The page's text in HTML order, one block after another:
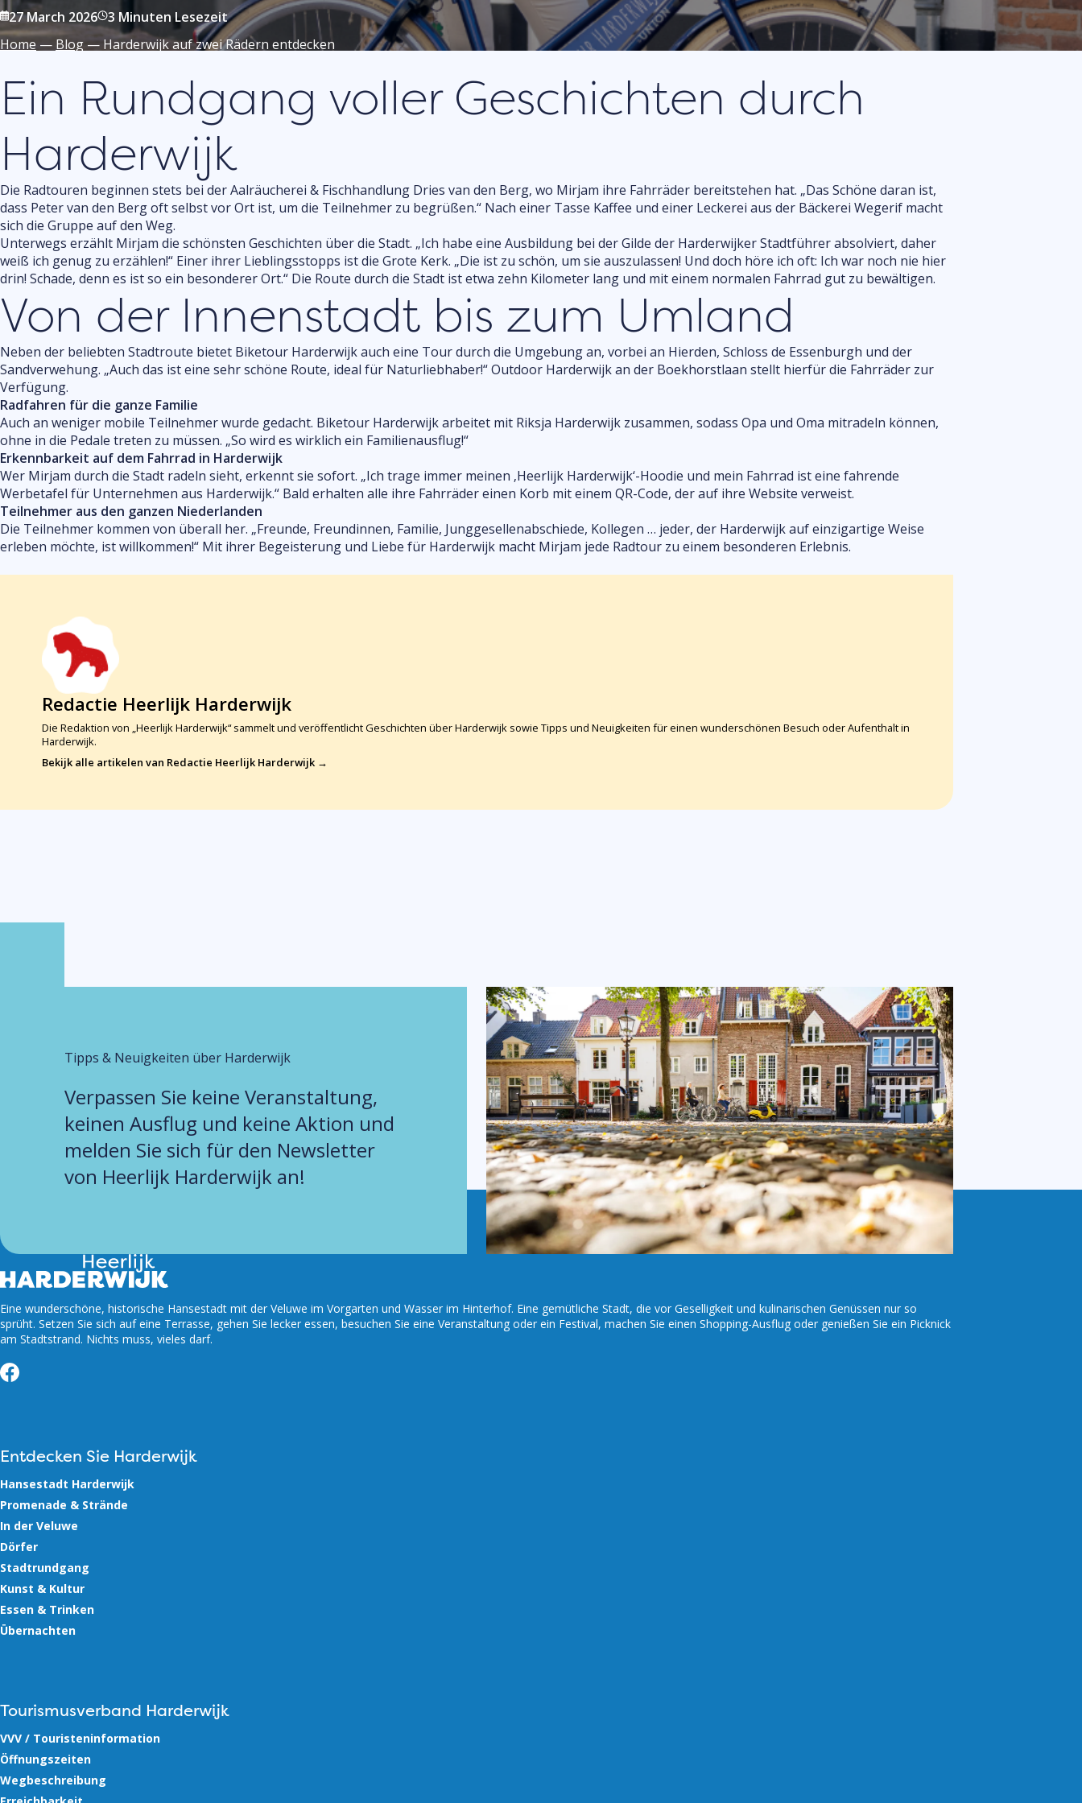
Veranstaltung für die
UITagenda
Einkaufen
Spaß im Freien
Spaß drinnen
Firma anmelden
27 March 2026 3 Minuten Lesezeit
Home — Blog —Harderwijk auf zwei Rädern entdecken
Ein Rundgang voller Geschichten durch
Harderwijk
Die Radtouren beginnen stets bei der Aalräucherei & Fischhandlung Dries van den Berg, wo Mirjam ihre Fahrräder bereitstehen hat. „Das Schöne daran ist,
dass Peter van den Berg oft selbst vor Ort ist, um die Teilnehmer zu begrüßen.“ Nach einer Tasse Kaffee und einer Leckerei aus der Bäckerei Wegerif macht
sich die Gruppe auf den Weg.
Unterwegs erzählt Mirjam die schönsten Geschichten über die Stadt. „Ich habe eine Ausbildung bei der Gilde der Harderwijker Stadtführer absolviert, daher
weiß ich genug zu erzählen!“ Einer ihrer Lieblingsstopps ist die Grote Kerk. „Die ist zu schön, um sie auszulassen! Und doch höre ich oft: Ich war noch nie hier
drin! Schade, denn es ist so ein besonderer Ort.“ Die Route durch die Stadt ist etwa zehn Kilometer lang und mit einem normalen Fahrrad gut zu bewältigen.
Von der Innenstadt bis zum Umland
Neben der beliebten Stadtroute bietet Biketour Harderwijk auch eine Tour durch die Umgebung an, vorbei an Hierden, Schloss de Essenburgh und der
Sandverwehung. „Auch das ist eine sehr schöne Route, ideal für Naturliebhaber!“ Outdoor Harderwijk an der Boekhorstlaan stellt hierfür die Fahrräder zur
Verfügung.
Radfahren für die ganze Familie
Auch an weniger mobile Teilnehmer wurde gedacht. Biketour Harderwijk arbeitet mit Riksja Harderwijk zusammen, sodass Opa und Oma mitradeln können,
ohne in die Pedale treten zu müssen. „So wird es wirklich ein Familienausflug!“
Erkennbarkeit auf dem Fahrrad in Harderwijk
Wer Mirjam durch die Stadt radeln sieht, erkennt sie sofort. „Ich trage immer meinen ‚Heerlijk Harderwijk‘-Hoodie und mein Fahrrad ist eine fahrende
Werbetafel für Unternehmen aus Harderwijk.“ Bald erhalten alle ihre Fahrräder einen Korb mit einem QR-Code, der auf ihre Website verweist.
Teilnehmer aus den ganzen Niederlanden
Die Teilnehmer kommen von überall her. „Freunde, Freundinnen, Familie, Junggesellenabschiede, Kollegen … jeder, der Harderwijk auf einzigartige Weise
erleben möchte, ist willkommen!“ Mit ihrer Begeisterung und Liebe für Harderwijk macht Mirjam jede Radtour zu einem besonderen Erlebnis.
Redactie Heerlijk Harderwijk
Die Redaktion von „Heerlijk Harderwijk“ sammelt und veröffentlicht Geschichten über Harderwijk sowie Tipps und Neuigkeiten für einen wunderschönen Besuch oder Aufenthalt in
Harderwijk.
Bekijk alle artikelen van Redactie Heerlijk Harderwijk →
Tipps & Neuigkeiten über Harderwijk
Verpassen Sie keine Veranstaltung,
keinen Ausflug und keine Aktion und
melden Sie sich für den Newsletter
von Heerlijk Harderwijk an!
Eine wunderschöne, historische Hansestadt mit der Veluwe im Vorgarten und Wasser im Hinterhof. Eine gemütliche Stadt, die vor Geselligkeit und kulinarischen Genüssen nur so
sprüht. Setzen Sie sich auf eine Terrasse, gehen Sie lecker essen, besuchen Sie eine Veranstaltung oder ein Festival, machen Sie einen Shopping-Ausflug oder genießen Sie ein Picknick
am Stadtstrand. Nichts muss, vieles darf.
Facebook
Entdecken Sie Harderwijk
Hansestadt Harderwijk
Promenade & Strände
In der Veluwe
Dörfer
Stadtrundgang
Kunst & Kultur
Essen & Trinken
Übernachten
Tourismusverband Harderwijk
VVV / Touristeninformation
Öffnungszeiten
Wegbeschreibung